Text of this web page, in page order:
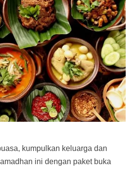
kumpulkan keluarga dan
ini dengan paket buka